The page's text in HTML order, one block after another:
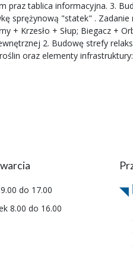
praz tablica informacyjna. 3.
sprężynową "statek" . Zadanie
Krzesło + Słup; Biegacz +
2. Budowę strefy
oraz elementy
do 17.00
8.00 do 16.00